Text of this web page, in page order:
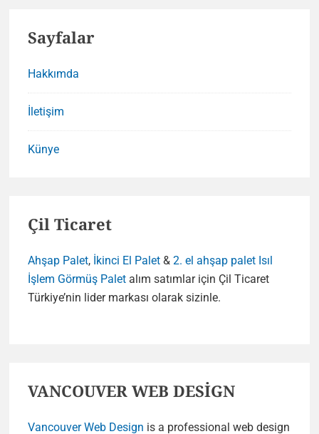
Sayfalar
Hakkımda
İletişim
Künye
Çil Ticaret
Ahşap Palet, İkinci El Palet & 2. el ahşap palet Isıl
İşlem Görmüş Palet alım satımlar için Çil Ticaret
Türkiye’nin lider markası olarak sizinle.
VANCOUVER WEB DESİGN
Vancouver Web Design is a professional web design